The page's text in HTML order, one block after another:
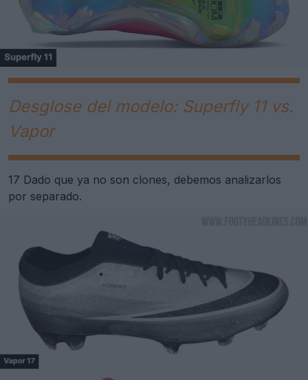
Desglose del modelo: Superfly 11 vs.
Vapor
17 Dado que ya no son clones, debemos analizarlos
por separado.